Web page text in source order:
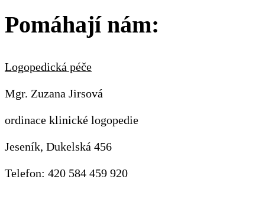
Pomáhají nám:
Logopedická péče
Mgr. Zuzana Jirsová
ordinace klinické logopedie
Jeseník, Dukelská 456
Telefon: 420 584 459 920